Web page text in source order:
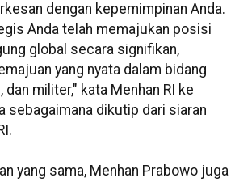
dengan kepemimpinan Anda.
Anda telah memajukan posisi
global secara signifikan,
yang nyata dalam bidang
militer," kata Menhan RI ke
sebagaimana dikutip dari siaran
yang sama, Menhan Prabowo juga